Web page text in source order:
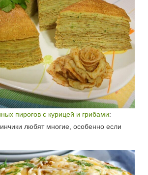
пирогов с курицей и грибами:
любят многие, особенно если